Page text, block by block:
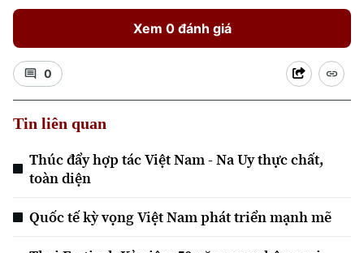
Xem 0 đánh giá
0
Tin liên quan
Thúc đẩy hợp tác Việt Nam - Na Uy thực chất,
toàn diện
Quốc tế kỳ vọng Việt Nam phát triển mạnh mẽ